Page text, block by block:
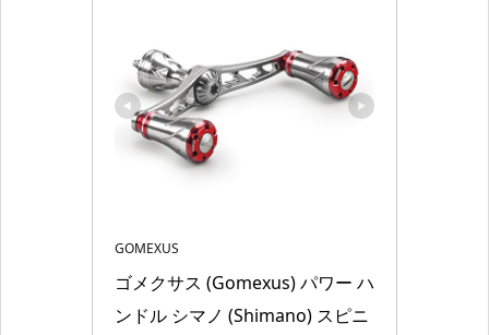
GOMEXUS
ゴメクサス (Gomexus) パワー ハ
ンドル シマノ (Shimano) スピニ